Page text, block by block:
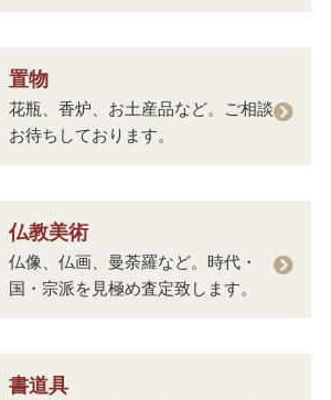
置物
花瓶、香炉、お土産品など。ご相談
お待ちしております。
仏教美術
仏像、仏画、曼荼羅など。時代・
国・宗派を見極め査定致します。
書道具